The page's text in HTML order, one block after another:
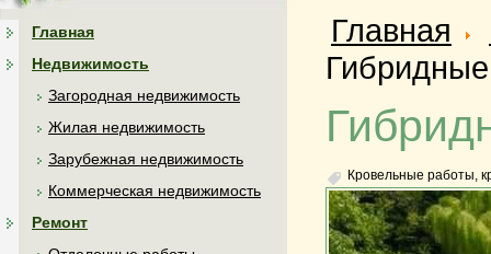
Главная
Недвижимость
Загородная недвижимость
Жилая недвижимость
Зарубежная недвижимость
Коммерческая недвижимость
Ремонт
Главная
Кровельные работы,